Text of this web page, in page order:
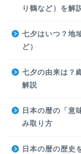
り鶴など）を解
七夕はいつ？地
ど）
七夕の由来は？
解説
日本の暦の「意
み取り方
日本の暦の歴史